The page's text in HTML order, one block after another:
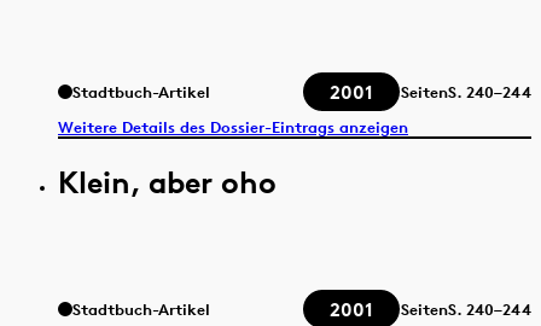
Stadtbuch-Artikel 2001 SeitenS. 240–244
Weitere Details des Dossier-Eintrags anzeigen
Klein, aber oho
Stadtbuch-Artikel 2001 SeitenS. 240–244